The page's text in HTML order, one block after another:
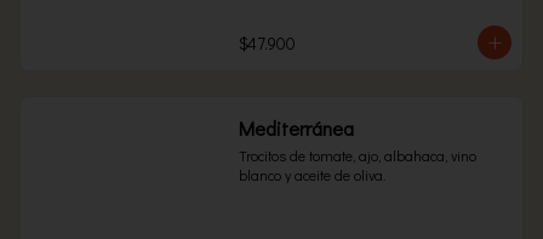
$47.900
Mediterránea
Trocitos de tomate, ajo, albahaca, vino
blanco y aceite de oliva.